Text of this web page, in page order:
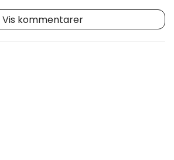
Vis kommentarer